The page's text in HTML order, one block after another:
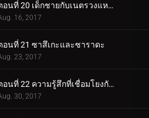
ตอนที่ 20 เด็กชายกับเนตรวงแหวน
16, 2017
อนที่ 21 ซาสึเกะและซาราดะ
23, 2017
ตอนที่ 22 ความรู้สึกที่เชื่อมโยงกัน
30, 2017